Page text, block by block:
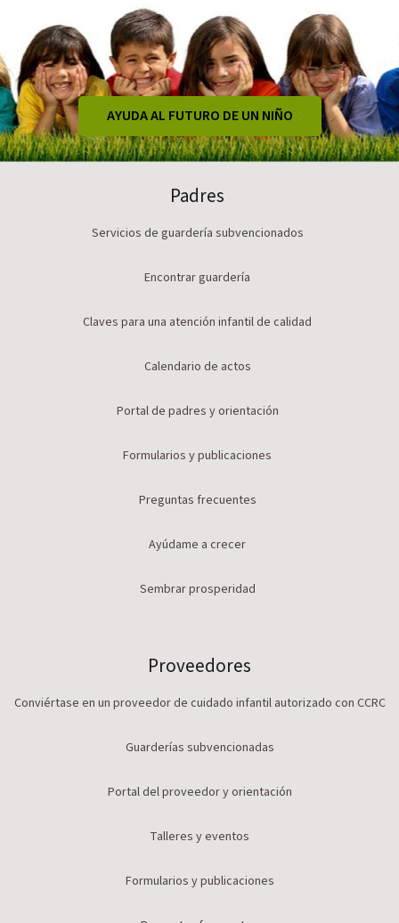
AYUDA AL FUTURO DE UN NIÑO
Padres
Servicios de guardería subvencionados
Encontrar guardería
Claves para una atención infantil de calidad
Calendario de actos
Portal de padres y orientación
Formularios y publicaciones
Preguntas frecuentes
Ayúdame a crecer
Sembrar prosperidad
Proveedores
Conviértase en un proveedor de cuidado infantil autorizado con CCRC
Guarderías subvencionadas
Portal del proveedor y orientación
Talleres y eventos
Formularios y publicaciones